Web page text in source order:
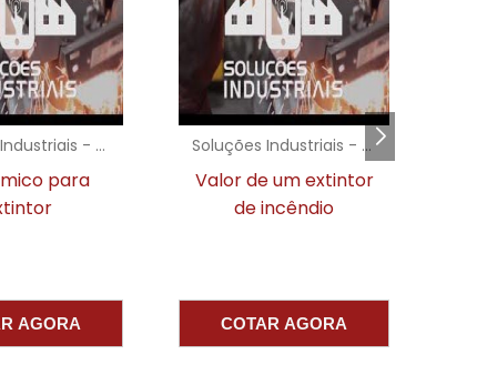
Soluções Industriais - AC
um extintor
AGORA
Soluções Industriais - AC
Extintores em sp
COTAR AGORA